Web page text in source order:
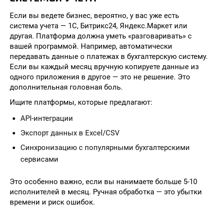
Если вы ведете бизнес, вероятно, у вас уже есть
система учета — 1С, Битрикс24, Яндекс.Маркет или
другая. Платформа должна уметь «разговаривать» с
вашей программой. Например, автоматически
передавать данные о платежах в бухгалтерскую систему.
Если вы каждый месяц вручную копируете данные из
одного приложения в другое — это не решение. Это
дополнительная головная боль.
Ищите платформы, которые предлагают:
API-интеграции
Экспорт данных в Excel/CSV
Синхронизацию с популярными бухгалтерскими
сервисами
Это особенно важно, если вы нанимаете больше 5-10
исполнителей в месяц. Ручная обработка — это убытки
времени и риск ошибок.